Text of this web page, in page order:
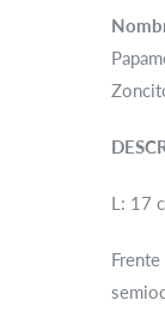
L: 17